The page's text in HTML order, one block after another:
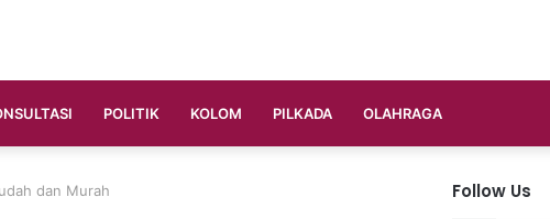
POLITIK KOLOM PILKADA OLAHRAGA
dan Murah Follow Us